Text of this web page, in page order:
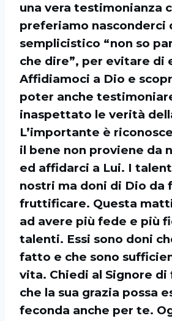
una vera testimonianza
preferiamo nasconderci
semplicistico “non so
che dire”, per evitare di
Affidiamoci a Dio e
poter anche
inaspettato le verità
L’importante è
il bene non proviene da
ed affidarci a Lui. I
nostri ma doni di Dio da
fruttificare. Questa
ad avere più fede e più
talenti. Essi sono doni
fatto e che sono
vita. Chiedi al Signore di
che la sua grazia possa
feconda anche per te.